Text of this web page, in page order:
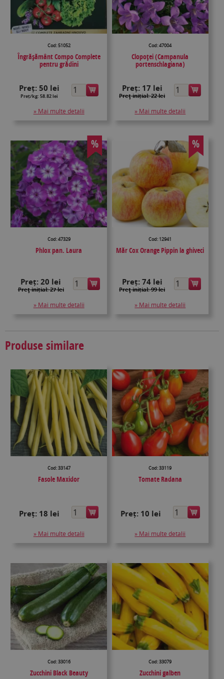
Cod: 51052
Îngrășământ Compo Complete
pentru grădini
Preț:50 lei
Preț/kg: 58.82 lei
» Mai multe detalii
Cod: 47004
Clopoţei (Campanula
portenschlagiana)
Preț: 17 lei
Preţ inițial: 22 lei
» Mai multe detalii
%
Cod: 47329
Phlox pan. Laura
Preț:20 lei
Preţ inițial: 27 lei
» Mai multe detalii
%
Cod: 12941
Măr Cox Orange Pippin la ghiveci
Preț: 74 lei
Preţ inițial: 99 lei
» Mai multe detalii
Produse similare
Cod: 33147
Fasole Maxidor
Preț: 18 lei
» Mai multe detalii
Cod: 33119
Tomate Radana
Preț: 10 lei
» Mai multe detalii
Cod: 33016
Zucchini Black Beauty
Cod: 33079
Zucchini galben